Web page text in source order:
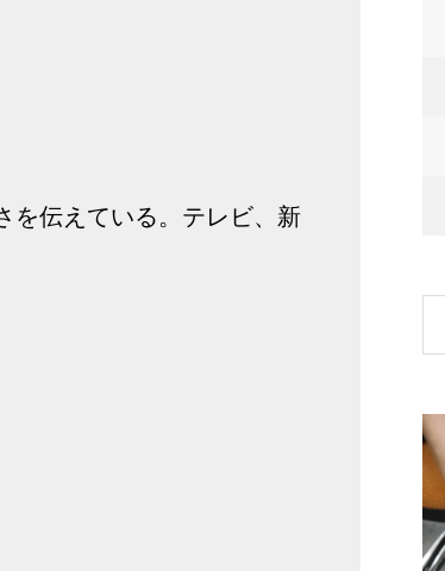
を伝えている。テレビ、新